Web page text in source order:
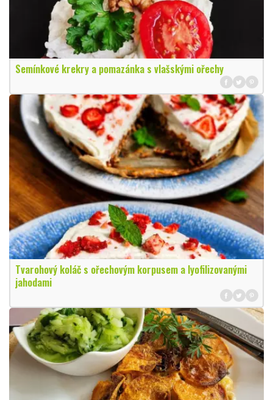
Semínkové krekry a pomazánka s vlašskými ořechy
Tvarohový koláč s ořechovým korpusem a lyofilizovanými
jahodami